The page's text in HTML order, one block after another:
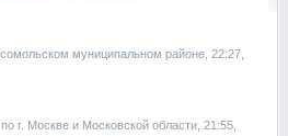
муниципальном районе, 22:27,
г. Москве и Московской области, 21:55,